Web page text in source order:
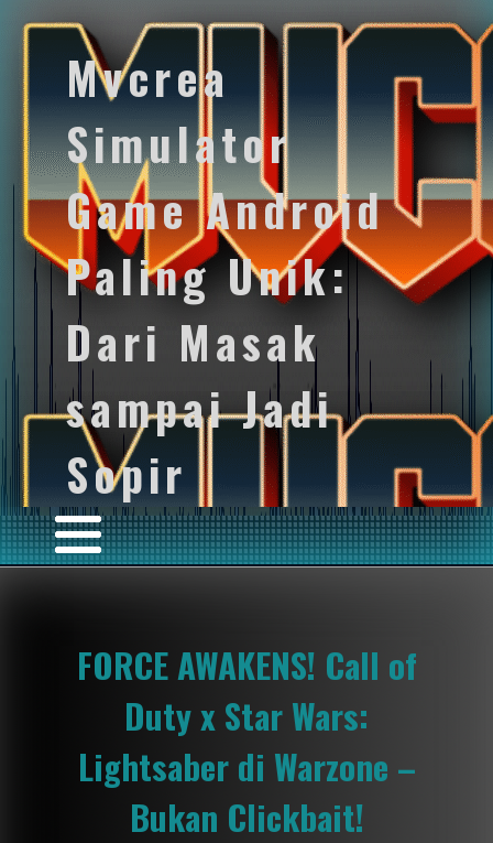
Mvcrea
Simulator
Game Android
Paling Unik:
Dari Masak
sampai Jadi
Sopir
FORCE AWAKENS! Call of
Duty x Star Wars:
Lightsaber di Warzone –
Bukan Clickbait!